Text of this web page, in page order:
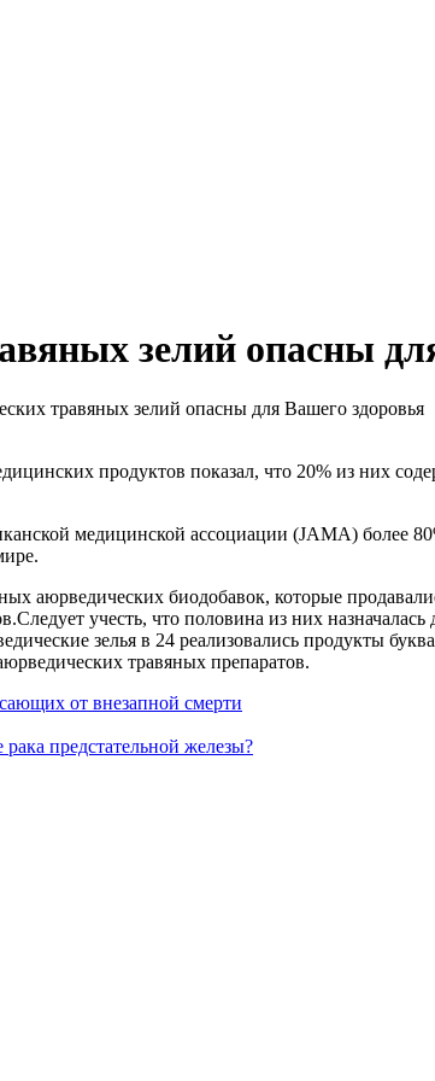
зелий опасны
травяных зелий опасны для Вашего здоровья
продуктов показал, что 20% из них
медицинской ассоциации (JAMA) более
аюрведических биодобавок, которые
учесть, что половина из них
зелья в 24 реализовались продукты
травяных препаратов.
от внезапной смерти
предстательной железы?